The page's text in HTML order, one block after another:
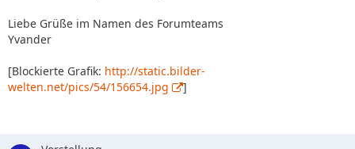
Liebe Grüße im Namen des Forumteams
Yvander
[Blockierte Grafik: http://static.bilder-
welten.net/pics/54/156654.jpg
]